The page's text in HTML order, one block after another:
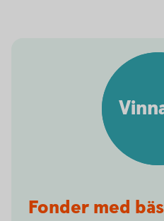
Fonder med